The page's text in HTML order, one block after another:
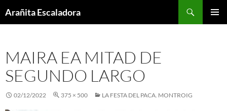
toArañita Escaladora
MAIRA EA MITAD DE
SEGUNDO LARGO
02/12/2022 375 × 500 LA FESTA DEL PACA. MONTROIG